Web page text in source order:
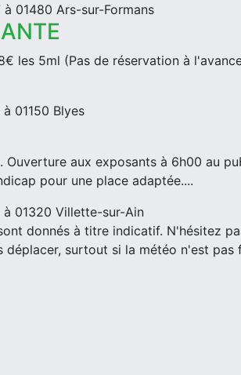
01480 Ars-sur-Formans
les 5ml (Pas de réservation à
01150 Blyes
Ouverture aux exposants à 6h00 au
pour une place adaptée....
à 01320 Villette-sur-Ain
donnés à titre indicatif. N'hésitez
déplacer, surtout si la météo n'est pas